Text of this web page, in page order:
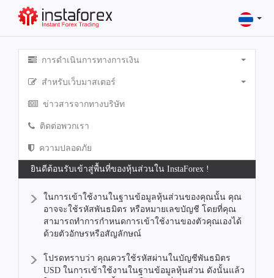
การดำเนินการทางการเงิน
สำหรับเว็บมาสเตอร์
ข่าวสารจากทางบริษัท
ติดต่อพวกเรา
ความปลอดภัย
ยินดีต้อนรับเข้าสู่พื้นที่ของหุ้นส่วนใน InstaForex !
ในการเข้าใช้งานในฐานข้อมูลหุ้นส่วนของคุณนั้น คุณ
อาจจะใช้รหัสพันธมิตร หรือหมายเลขบัญชี โดยที่คุณ
สามารถทำการกำหนดการเข้าใช้งานของตัวคุณเองได้
ด้วยตัวอักษรหรือสัญลักษณ์
โปรดทราบว่า คุณควรใช้รหัสผ่านในบัญชีพันธมิตร
USD ในการเข้าใช้งานในฐานข้อมูลหุ้นส่วน ดังนั้นแล้ว